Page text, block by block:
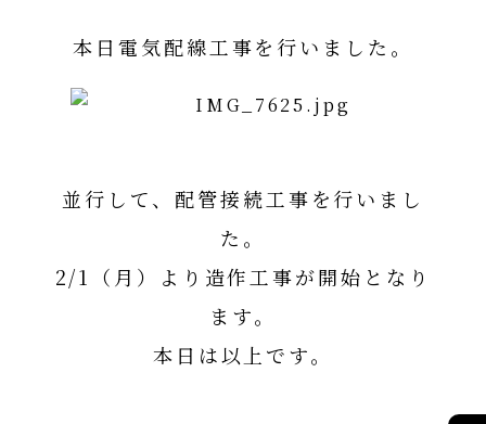
本日電気配線工事を行いました。
並行して、配管接続工事を行いまし
た。
2/1（月）より造作工事が開始となり
ます。
本日は以上です。